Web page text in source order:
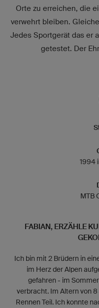
Orte zu erreichen, die
verwehrt bleiben.
Jedes Sportgerät das er
getestet. Der
1994
MTB
FABIAN, ERZÄHLE
Ich bin mit 2 Brüdern in
im Herz der Alpen
gefahren - im
verbracht. Im Altern von
Rennen Teil. Ich konnte